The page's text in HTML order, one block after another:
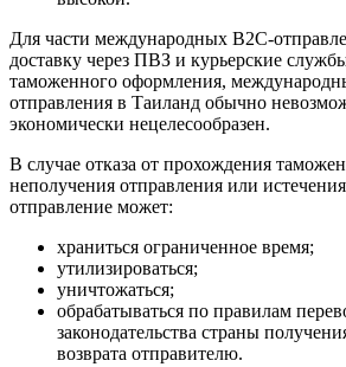
Для части международных B2C-
доставку через ПВЗ и курьерские
таможенного оформления,
отправления в Таиланд обычно
экономически нецелесообразен.
В случае отказа от прохождения
неполучения отправления или
отправление может:
храниться ограниченное время;
утилизироваться;
уничтожаться;
обрабатываться по правилам
законодательства страны
возврата отправителю.